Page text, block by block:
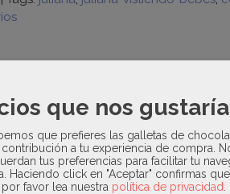
-verano
para la primera puesta y primeros
en el puño que lo hace mas
que nos
que prefieres las galletas de
a tu experiencia de compra.
tus preferencias para facilitar tu
Haciendo click en "Aceptar" confirmas
favor lea nuestra política de privacidad